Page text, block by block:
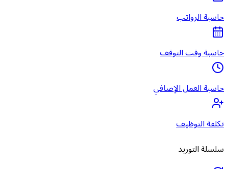
حاسبة الرواتب
حاسبة وقت التوقف
حاسبة العمل الإضافي
تكلفة التوظيف
سلسلة التوريد